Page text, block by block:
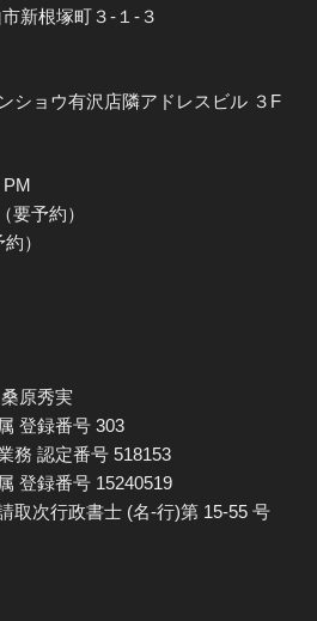
新根塚町３-１-３
ショウ有沢店隣アドレスビル ３F
PM
要予約）
）
原秀実
登録番号 303
務 認定番号 518153
登録番号 15240519
取次行政書士 (名-行)第 15-55 号